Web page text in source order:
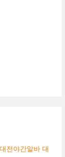
전야간알바 대